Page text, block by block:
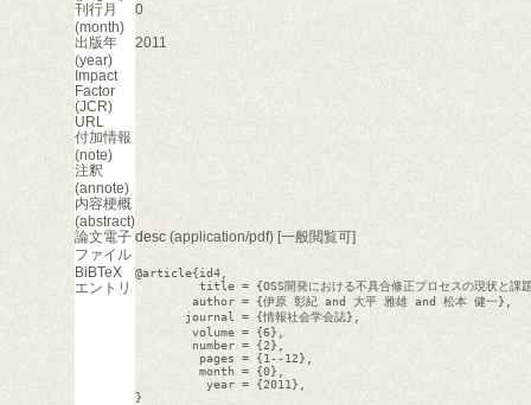
刊行月
(month)
0
出版年
(year)
2011
Impact
Factor
(JCR)
URL
付加情報
(note)
注釈
(annote)
内容梗概
(abstract)
論文電子
ファイル
desc(application/pdf) [一般閲覧可]
BiBTeX
エントリ
@article{id4,
title = {OSS開発における不具合修正プロセスの現状と課
        author = {伊原 彰紀 and 大平 雅雄 and 松本 健一},
       journal = {情報社会学会誌},
        volume = {6},
        number = {2},
         pages = {1--12},
         month = {0},
          year = {2011},
}